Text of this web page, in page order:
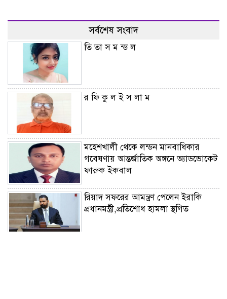
সর্বশেষ সংবাদ
তি তা স ম ন্ড ল
র ফি কু ল ই স লা ম
মহেশখালী থেকে লন্ডন মানবাধিকার
গবেষণায় আন্তর্জাতিক অঙ্গনে অ্যাডভোকেট
ফারুক ইকবাল
রিয়াদ সফরের আমন্ত্রণ পেলেন ইরাকি
প্রধানমন্ত্রী,প্রতিশোধ হামলা স্থগিত